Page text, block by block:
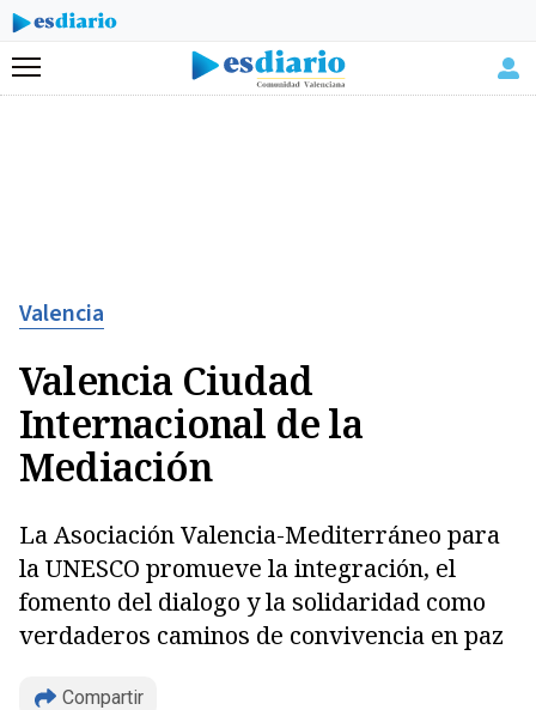
Menú
Valencia
Valencia Ciudad
Internacional de la
Mediación
La Asociación Valencia-Mediterráneo para
la UNESCO promueve la integración, el
fomento del dialogo y la solidaridad como
verdaderos caminos de convivencia en paz
Compartir